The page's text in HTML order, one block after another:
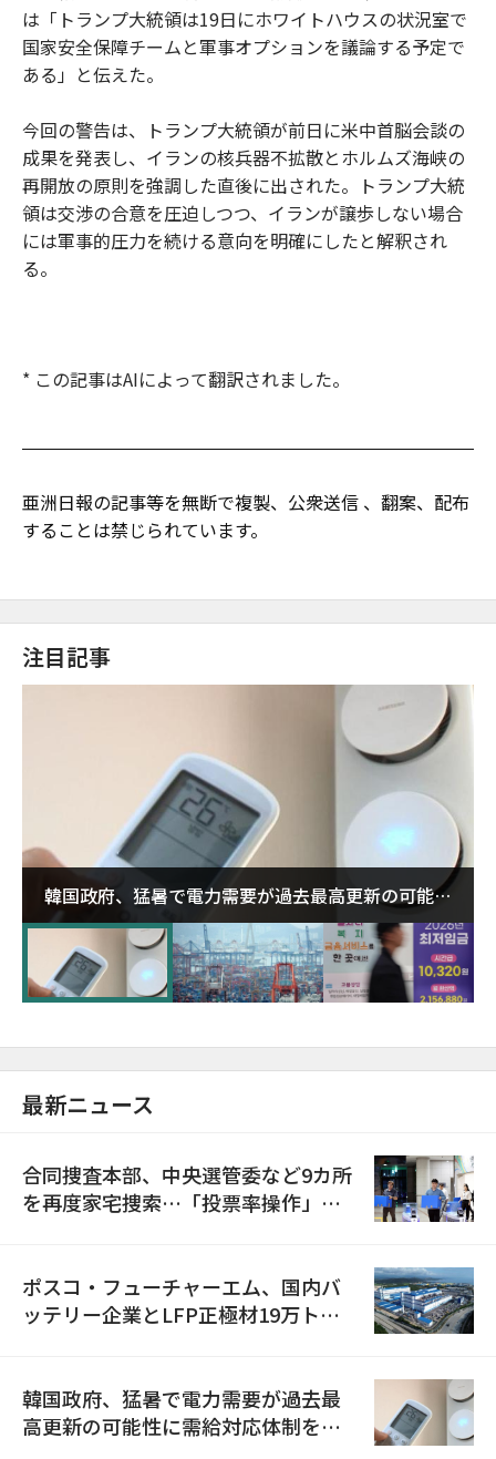
は「トランプ大統領は19日にホワイトハウスの状況室で
国家安全保障チームと軍事オプションを議論する予定で
ある」と伝えた。
今回の警告は、トランプ大統領が前日に米中首脳会談の
成果を発表し、イランの核兵器不拡散とホルムズ海峡の
再開放の原則を強調した直後に出された。トランプ大統
領は交渉の合意を圧迫しつつ、イランが譲歩しない場合
には軍事的圧力を続ける意向を明確にしたと解釈され
る。
* この記事はAIによって翻訳されました。
亜洲日報の記事等を無断で複製、公衆送信 、翻案、配布
することは禁じられています。
注目記事
韓国政府、猛暑で電力需要が過去最高更新の可能性
に需給対応体制を点検
最新ニュース
合同捜査本部、中央選管委など9カ所
を再度家宅捜索…「投票率操作」の
ポスコ・フューチャーエム、国内バ
ッテリー企業とLFP正極材19万トン
韓国政府、猛暑で電力需要が過去最
高更新の可能性に需給対応体制を点